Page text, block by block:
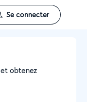
Se connecter
obtenez